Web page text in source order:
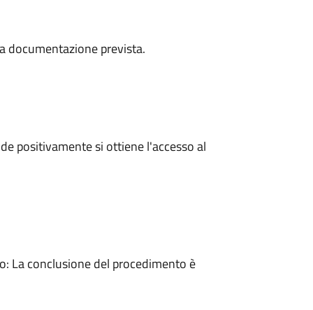
documentazione prevista.
positivamente si ottiene l'accesso al
La conclusione del procedimento è